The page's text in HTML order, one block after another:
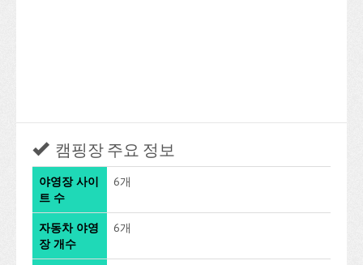
캠핑장 주요 정보
야영장 사이
트 수
6개
자동차 야영
장 개수
6개